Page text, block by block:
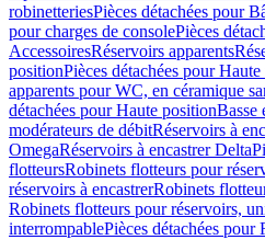
robinetteriesPièces détachées pour
pour charges de consolePièces
AccessoiresRéservoirs apparents
positionPièces détachées pour
apparents pour WC, en céramique
détachées pour Haute positionBasse
modérateurs de débitRéservoirs à
OmegaRéservoirs à encastrer Delta
flotteursRobinets flotteurs pour
réservoirs à encastrerRobinets
Robinets flotteurs pour réservoirs,
interrompablePièces détachées